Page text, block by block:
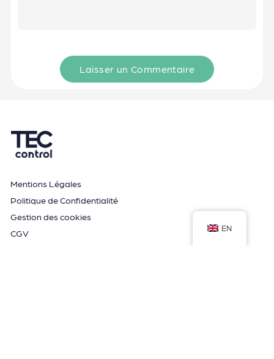
Laisser un Commentaire
Mentions Légales
Politique de Confidentialité
Gestion des cookies
CGV
EN